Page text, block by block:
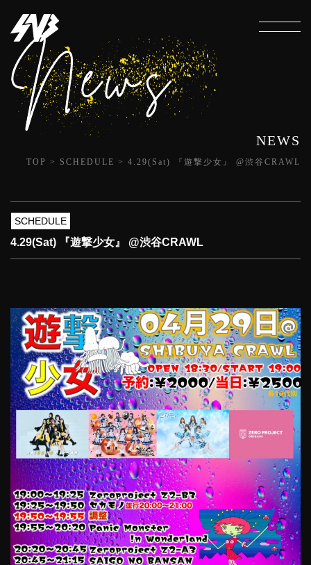
NEWS
TOP > SCHEDULE > 4.29(Sat) 『遊撃少女』 @渋谷CRAWL
SCHEDULE
4.29(Sat) 『遊撃少女』 @渋谷CRAWL